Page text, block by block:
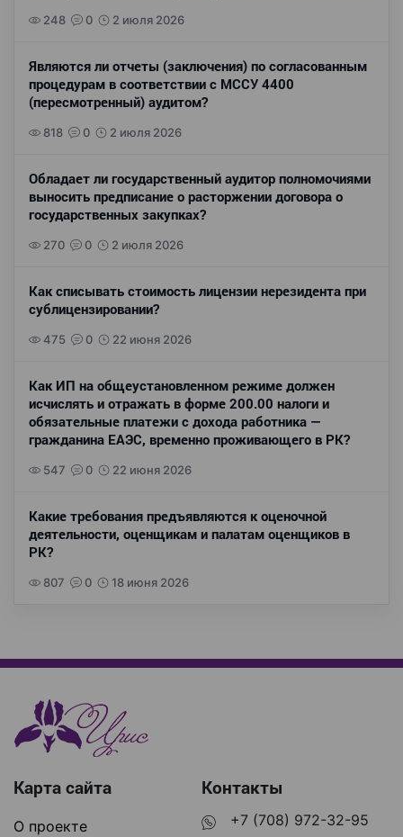
248 0 2 июля 2026
Являются ли отчеты (заключения) по согласованным
процедурам в соответствии с МССУ 4400
(пересмотренный) аудитом?
818 0 2 июля 2026
Обладает ли государственный аудитор полномочиями
выносить предписание о расторжении договора о
государственных закупках?
270 0 2 июля 2026
Как списывать стоимость лицензии нерезидента при
сублицензировании?
475 0 22 июня 2026
Как ИП на общеустановленном режиме должен
исчислять и отражать в форме 200.00 налоги и
обязательные платежи с дохода работника —
гражданина ЕАЭС, временно проживающего в РК?
547 0 22 июня 2026
Какие требования предъявляются к оценочной
деятельности, оценщикам и палатам оценщиков в
РК?
807 0 18 июня 2026
Карта сайта
О проекте
Контакты
+7 (708) 972-32-95